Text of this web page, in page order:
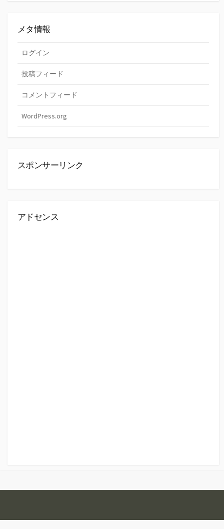
メタ情報
ログイン
投稿フィード
コメントフィード
WordPress.org
スポンサーリンク
アドセンス